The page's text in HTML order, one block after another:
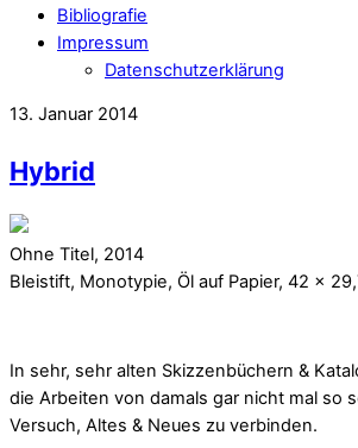
Bibliografie
Impressum
Datenschutzerklärung
13. Januar 2014
Hybrid
Ohne Titel, 2014
Bleistift, Monotypie, Öl auf Papier, 42 x
In sehr, sehr alten Skizzenbüchern &
die Arbeiten von damals gar nicht mal so
Versuch, Altes & Neues zu verbinden.